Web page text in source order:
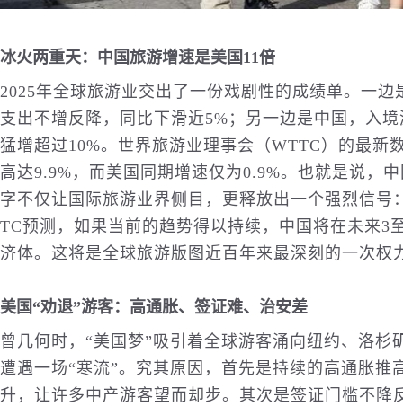
冰火两重天：中国旅游增速是美国11倍
2025年全球旅游业交出了一份戏剧性的成绩单。一
支出不增反降，同比下滑近5%；另一边是中国，入
猛增超过10%。世界旅游业理事会（WTTC）的最新
高达9.9%，而美国同期增速仅为0.9%。也就是说，
字不仅让 国际旅游业界侧目，更释放出一个强烈信
TC预测，如果当前的趋势得以持续，中国将在未来3
济体。这将是全球旅游版图近百年来最深刻的一次权
美国“劝退”游客：高通胀、签证难、治安差
曾几何时，“美国梦”吸引着全球游客涌向纽约、洛
遭遇一场“寒流”。究其原因，首先是持续的高通胀
升，让许多中产游客望而却步。其次是签证门槛不